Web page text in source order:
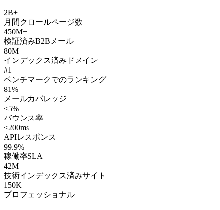
2B+
月間クロールページ数
450M+
検証済みB2Bメール
80M+
インデックス済みドメイン
#1
ベンチマークでのランキング
81%
メールカバレッジ
<5%
バウンス率
<200ms
APIレスポンス
99.9%
稼働率SLA
42M+
技術インデックス済みサイト
150K+
プロフェッショナル